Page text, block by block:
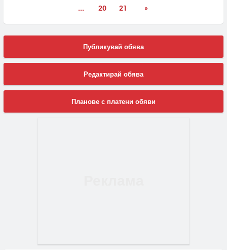
... 20 21 »
Публикувай обява
Редактирай обява
Планове с платени обяви